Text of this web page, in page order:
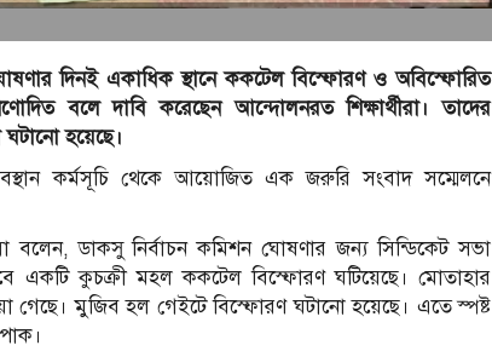
দিনই একাধিক স্থানে ককটেল বিস্ফোরণ ও অবিস্ফোরিত
বলে দাবি করেছেন আন্দোলনরত শিক্ষার্থীরা। তাদের
হয়েছে।
কর্মসূচি থেকে আয়োজিত এক জরুরি সংবাদ সম্মেলনে
বলেন, ডাকসু নির্বাচন কমিশন ঘোষণার জন্য সিন্ডিকেট সভা
একটি কুচক্রী মহল ককটেল বিস্ফোরণ ঘটিয়েছে। মোতাহার
গেছে। মুজিব হল গেইটে বিস্ফোরণ ঘটানো হয়েছে। এতে স্পষ্ট